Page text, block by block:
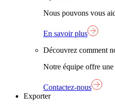
Nous pouvons vous
En savoir plus
Découvrez comment
Notre équipe offre une
Contactez-nous
Exporter